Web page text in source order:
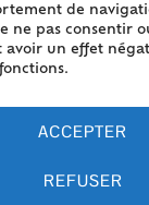
de
ne pas consentir
avoir un effet
ACCEPTER
REFUSER
Plan du site
Mentions légales
de cookies